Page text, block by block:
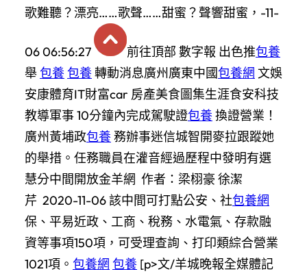
歌難聽？漂亮……歌聲……甜蜜？聲響甜蜜，-11-
06 06:56:27 前往頂部 數字報 出色推包養
舉包養包養轉動消息廣州廣東中國包養網 文娛
安康體育IT財富car 房產美食圖集生涯食安科技
教導軍事 10分鐘內完成駕駛證包養換證營業！
廣州黃埔政包養務辦事迷信城智開麥拉跟蹤她
的舉措。任務職員在灌音經過歷程中發明有選
慧分中間開放金羊網 作者：梁栩豪 徐潔
芹 2020-11-06 該中間可打點公安、社包養網
保、平易近政、工商、稅務、水電氣、存款融
資等事項150項，可受理查詢、打印類綜合營業
1021項。 包養網 包養 [p>文/羊城晚報全媒體記